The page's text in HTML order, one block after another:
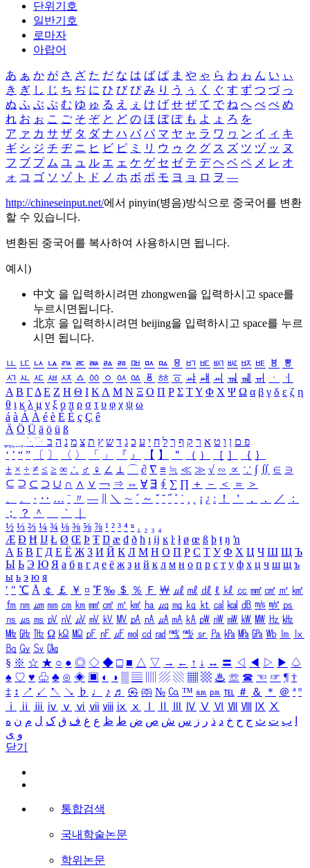
단위기호
일반기호
로마자
아랍어
あ ぁ か が さ ざ た だ な は ば ぱ ま や ゃ ら わ ゎ ん い ぃ
き ぎ し じ ち ぢ に ひ び ぴ み り う ぅ く ぐ す ず つ づ っ
ぬ ふ ぶ ぷ む ゆ ゅ る え ぇ け げ せ ぜ て で ね へ べ ぺ め
れ お ぉ こ ご そ ぞ と ど の ほ ぼ ぽ も よ ょ ろ を
ア ァ カ サ ザ タ ダ ナ ハ バ パ マ ヤ ャ ラ ワ ヮ ン イ ィ キ
ギ シ ジ チ ヂ ニ ヒ ビ ピ ミ リ ウ ゥ ク グ ス ズ ツ ヅ ッ ヌ
フ ブ プ ム ユ ュ ル エ ェ ケ ゲ セ ゼ テ デ ヘ ベ ペ メ レ オ
ォ コ ゴ ソ ゾ ト ド ノ ホ ボ ポ モ ヨ ョ ロ ヲ ―
http://chineseinput.net/에서 pinyin(병음)방식으로 중국어를 변환
할 수 있습니다.
변환된 중국어를 복사하여 사용하시면 됩니다.
예시)
中文 을 입력하시려면 zhongwen을 입력하시고 space를
누르시면됩니다.
北京 을 입력하시려면 beijing을 입력하시고 space를 누르
시면 됩니다.
ㅥ ㅦ ㅧ ㅨ ㅩ ㅪ ㅫ ㅬ ㅭ ㅮ ㅯ ㅰ ㅱ ㅲ ㅳ ㅴ ㅵ ㅶ ㅷ ㅸ
ㅹ
ㅺ ㅻ ㅼ ㅽ ㅾ ㅿ ㆀ ㆁ ㆂ ㆃ ㆄ ㆅ ㆆ ㆇ ㆈ ㆉ ㆊ ㆋ ㆌ ㆍ
ㆎ
Α Β ΓΔ Ε Ζ Η Θ Ι ΚΛ Μ Ν Ξ Ο Π Ρ Σ ΤΥ Φ Χ Ψ Ω α β γ δ ε ζ η
θ ι κ λ μ ν ξ ο π ρ σ τ υ φ χ ψ ω
á à Á À é è É È ç Ç ê
Ä Ö Ü ä ö ü ß
ִֶֹ ֻּ ׁׂ פ ם ן ו ט א ר ק ף ך ל ח י ע כ ג ד ש ץ ת צ מ נ ה ב
‘ ’ “ ” 〔 〕 〈 〉 「 」 『 』 【 】 ＂ （ ） ［ ］ ｛ ｝
± × ÷ ≠ ≤ ≥ ∞ ∴ ♂ ♀ ∠ ⊥ ⌒ ∂ ∇ ≡ ≒ ≪ ≫ √ ∽ ∝ ∵ ∫ ∬ ∈ ∋
⊆ ⊇ ⊂ ⊃ ∪ ∩ ∧ ∨ ￢ ⇒ ⇔ ∀ ∃ ∮ ∑ ∏ ＋ － ＜ ＝
＞
、
。 · ‥ … ¨ 〃 ― ＼ ∼ ´ ～ ˇ ˘ ˝ ˚ ˙ ¸ ¡ ¿ ː ！ ＇ ， ． ／
：
；
？ ＾ ｀
½ ⅓ ⅔ ¼ ¾ ⅛ ⅜ ⅝ ⅞ ¹ ² ³ ⁴ ⁿ ₁ ₂ ₃ ₄
Æ Ð Ħ Ĳ Ł Ø Œ Þ Ŧ Ŋ æ đ ð ħ ı ĳ ĸ ŀ ł ø œ ß þ ŧ ŋ ŉ
А Б В Г Д Е Ё Ж З И Й К Л М Н О П Р С Т У Ф Х Ц Ч Ш Щ Ъ
Ы Ь Э Ю Я а б в г д е ё ж з и й к л м н о п р с т у ф х ц ч ш щ ъ
ы ь э ю я
′ ″ ℃ Å ￠ ￡ ￥ ¤ ℉ ‰ ＄ ％ Ｆ ￦ ㎕ ㎖ ㎗ ℓ ㎘ ㏄ ㎣ ㎤ ㎥ ㎦
㎙ ㎚ ㎛ ㎜ ㎝ ㎞ ㎟ ㎠ ㎡ ㎢ ㏊ ㎍ ㎎ ㎏ ㏏ ㎈ ㎉ ㏈ ㎧ ㎨ ㎰
㎱ ㎲ ㎳ ㎴ ㎵ ㎶ ㎷ ㎸ ㎹ ㎀ ㎁ ㎂ ㎃ ㎄ ㎺ ㎻ ㎽ ㎾ ㎿ ㎐ ㎑
㎒ ㎓ ㎔ Ω ㏀ ㏁ ㎊ ㎋ ㎌ ㏖ ㏅ ㎭ ㎮ ㎯ ㏛ ㎩ ㎪ ㎫ ㎬ ㏝ ㏐
㏓
㏃ ㏉ ㏜ ㏆
§ ※ ☆ ★ ○ ● ◎ ◇ ◆ □ ■ △ ▽ → ← ↑ ↓ ↔ 〓 ◁ ◀ ▷ ▶ ♤
♠ ♡ ♥ ♧ ♣ ⊙ ◈ ▣ ◐ ◑ ▒ ▤ ▨ ▧ ▦ ▩ ♨ ☏ ☎ ☜ ☞ ¶ †
‡ ↕ ↗ ↙ ↖ ↘ ♭ ♩ ♪ ♬ ㉿ ㈜ № ㏇ ™ ㏂ ㏘ ℡ ＃ ＆ ＊ ＠ ª º
ⅰ
ⅱ ⅲ ⅳ ⅴ ⅵ ⅶ ⅷ ⅸ ⅹ Ⅳ Ⅴ Ⅵ Ⅶ Ⅷ Ⅸ Ⅹ
ب ت ث ج ح خ د ذ ر ز س ش ص ض ط ظ ع غ ف ق ک ل م ن ه
و ی
닫기
통합검색
국내학술논문
학위논문